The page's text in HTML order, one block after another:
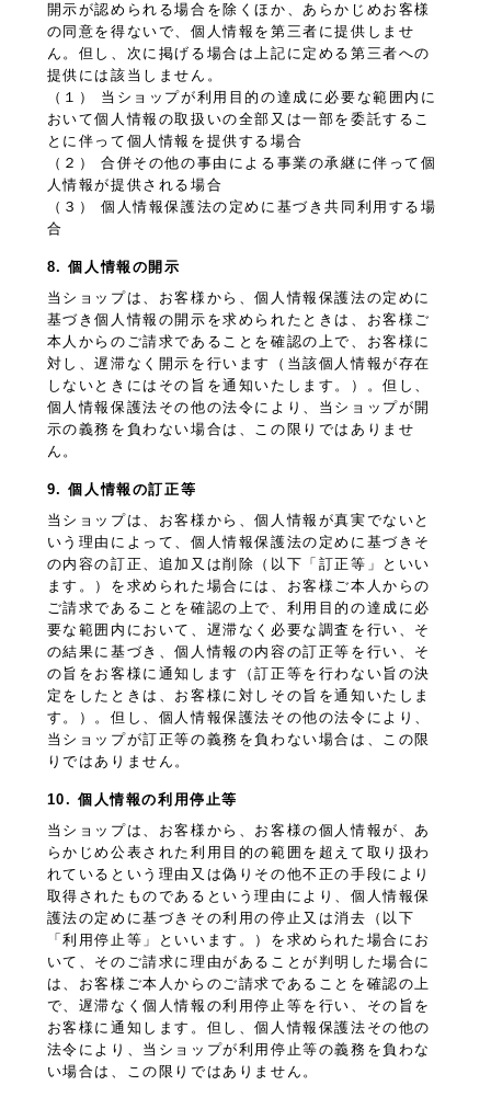
開示が認められる場合を除くほか、あらかじめお客様
の同意を得ないで、個人情報を第三者に提供しませ
ん。但し、次に掲げる場合は上記に定める第三者への
提供には該当しません。
（１） 当ショップが利用目的の達成に必要な範囲内に
おいて個人情報の取扱いの全部又は一部を委託するこ
とに伴って個人情報を提供する場合
（２） 合併その他の事由による事業の承継に伴って個
人情報が提供される場合
（３） 個人情報保護法の定めに基づき共同利用する場
合
8. 個人情報の開示
当ショップは、お客様から、個人情報保護法の定めに
基づき個人情報の開示を求められたときは、お客様ご
本人からのご請求であることを確認の上で、お客様に
対し、遅滞なく開示を行います（当該個人情報が存在
しないときにはその旨を通知いたします。）。但し、
個人情報保護法その他の法令により、当ショップが開
示の義務を負わない場合は、この限りではありませ
ん。
9. 個人情報の訂正等
当ショップは、お客様から、個人情報が真実でないと
いう理由によって、個人情報保護法の定めに基づきそ
の内容の訂正、追加又は削除（以下「訂正等」といい
ます。）を求められた場合には、お客様ご本人からの
ご請求であることを確認の上で、利用目的の達成に必
要な範囲内において、遅滞なく必要な調査を行い、そ
の結果に基づき、個人情報の内容の訂正等を行い、そ
の旨をお客様に通知します（訂正等を行わない旨の決
定をしたときは、お客様に対しその旨を通知いたしま
す。）。但し、個人情報保護法その他の法令により、
当ショップが訂正等の義務を負わない場合は、この限
りではありません。
10. 個人情報の利用停止等
当ショップは、お客様から、お客様の個人情報が、あ
らかじめ公表された利用目的の範囲を超えて取り扱わ
れているという理由又は偽りその他不正の手段により
取得されたものであるという理由により、個人情報保
護法の定めに基づきその利用の停止又は消去（以下
「利用停止等」といいます。）を求められた場合にお
いて、そのご請求に理由があることが判明した場合に
は、お客様ご本人からのご請求であることを確認の上
で、遅滞なく個人情報の利用停止等を行い、その旨を
お客様に通知します。但し、個人情報保護法その他の
法令により、当ショップが利用停止等の義務を負わな
い場合は、この限りではありません。